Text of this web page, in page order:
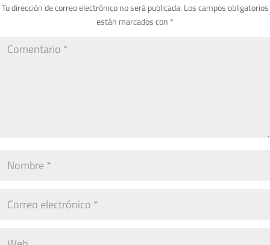
Tu dirección de correo electrónico no será publicada. Los campos obligatorios
están marcados con *